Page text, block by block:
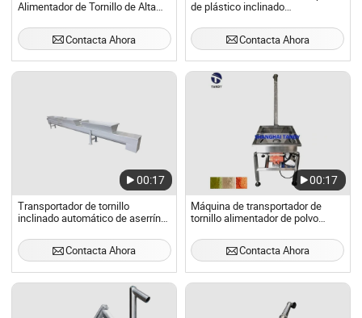
Alimentador de Tornillo de Alta
Almacenamiento para Transporte
de Material a Granel
Contacta Ahora
de plástico inclinado
fábrica
Contacta Ahora
00:17
Transportador de tornillo
inclinado automático de aserrín
Contacta Ahora
00:17
Máquina de transportador de
tornillo alimentador de polvo
Contacta Ahora